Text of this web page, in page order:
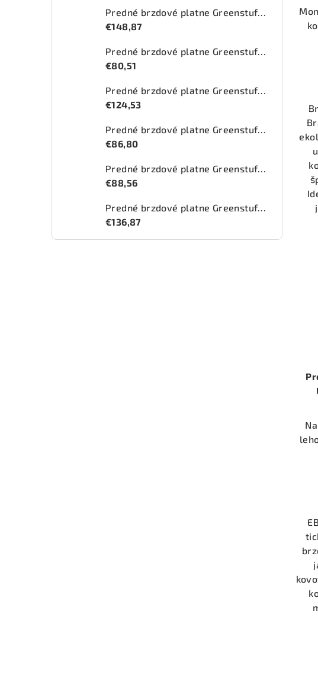
Predné brzdové platne Greenstuff 2000 (DP22286)
€148,87
Predné brzdové platne Greenstuff 2000 (DP21476)
€80,51
Predné brzdové platne Greenstuff 2000 (DP21074)
€124,53
Predné brzdové platne Greenstuff 2000 (DP21133)
€86,80
Predné brzdové platne Greenstuff 2000 (DP2800)
€88,56
Predné brzdové platne Greenstuff 2000 (DP22225)
€136,87